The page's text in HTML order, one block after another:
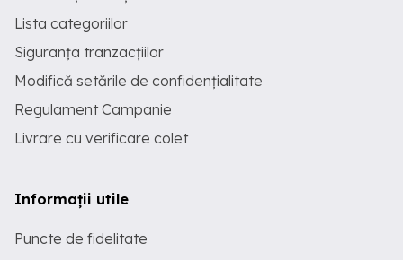
Lista categoriilor
Siguranța tranzacțiilor
Modifică setările de confidențialitate
Regulament Campanie
Livrare cu verificare colet
Informații utile
Puncte de fidelitate